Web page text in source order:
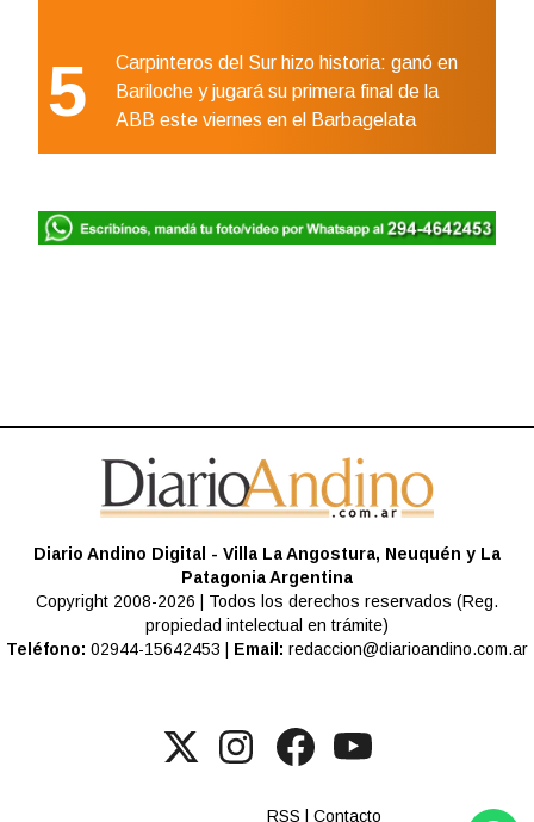
5
Carpinteros del Sur hizo historia: ganó en
Bariloche y jugará su primera final de la
ABB este viernes en el Barbagelata
Diario Andino Digital - Villa La Angostura, Neuquén y La
Patagonia Argentina
Copyright 2008-2026 | Todos los derechos reservados (Reg.
propiedad intelectual en trámite)
Teléfono: 02944-15642453 | Email: redaccion@diarioandino.com.ar
RSS |Contacto